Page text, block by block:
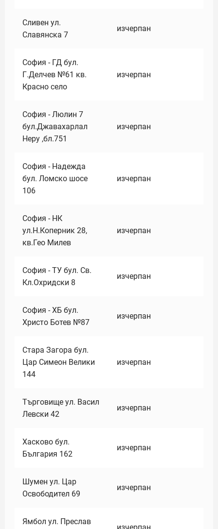
Сливен ул.
Славянска 7
изчерпан
София - ГД бул.
Г.Делчев №61 кв.
Красно село
изчерпан
София - Люлин 7
бул.Джавахарлал
Неру ,бл.751
изчерпан
София - Надежда
бул. Ломско шосе
106
изчерпан
София - НК
ул.Н.Коперник 28,
кв.Гео Милев
изчерпан
София - ТУ бул. Св.
Кл.Охридски 8
изчерпан
София - ХБ бул.
Христо Ботев №87
изчерпан
Стара Загора бул.
Цар Симеон Велики
144
изчерпан
Търговище ул. Васил
Левски 42
изчерпан
Хасково бул.
България 162
изчерпан
Шумен ул. Цар
Освободител 69
изчерпан
Ямбол ул. Преслав